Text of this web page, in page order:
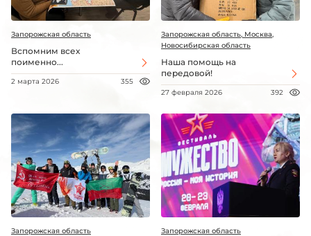
Запорожская область
Вспомним всех
поименно...
2 марта 2026 355
Запорожская область, Москва,
Новосибирская область
Наша помощь на
передовой!
27 февраля 2026 392
Запорожская область Запорожская область